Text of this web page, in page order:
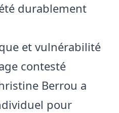
durablement
et vulnérabilité
contesté
Berrou a
pour